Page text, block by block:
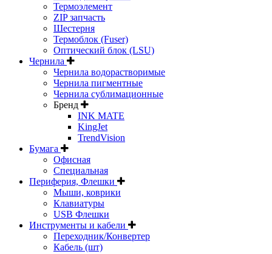
Термоэлемент
ZIP запчасть
Шестерня
Термоблок (Fuser)
Оптический блок (LSU)
Чернила
Чернила водорастворимые
Чернила пигментные
Чернила сублимационные
Бренд
INK MATE
KingJet
TrendVision
Бумага
Офисная
Специальная
Периферия, Флешки
Мыши, коврики
Клавиатуры
USB Флешки
Инструменты и кабели
Переходник/Конвертер
Кабель (шт)